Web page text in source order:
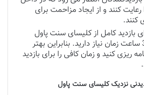
کنند و از ایجاد مزاحمت برای
کنند.
بازدید کامل از کلیسای سنت پاول
حداقل به 2 تا 3 ساعت زمان نیاز دارید. بنابراین بهتر
ریزی کنید و زمان کافی را برای بازدید
نزدیک کلیسای سنت پاول